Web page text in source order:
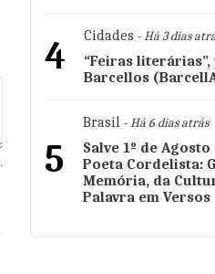
4 Cidades - Há 3 dias
“Feiras literárias”,
Barcellos
5
Brasil - Há 6 dias atrás
Salve 1º de Agosto
Poeta Cordelista:
Memória, da
Palavra em Versos